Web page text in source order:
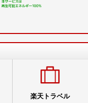
楽天トラベル